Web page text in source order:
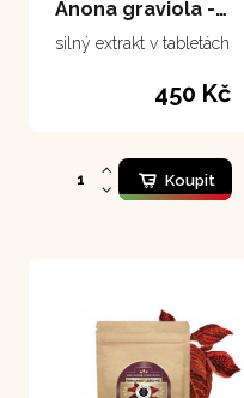
Anona graviola - tablety 100 tablet
silný extrakt v tabletách
450 Kč
Koupit